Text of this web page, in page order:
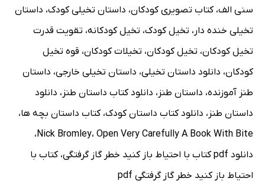
سنی الف،کتاب تصویری کودکان، داستان تخیلی کودک، داستان
تخیلی خنده دار ، تخیل کودک، تخیل کودکانه، تقویت قدرت
تخیل کودکان، تخیل کودکان، تخیلات کودکان، قوه تخیل
کودکان، دانلود داستان تخیلی، داستان تخیلی خارجی، داستان
طنز آموزنده، داستان طنز ، دانلود کتاب داستان طنز ، دانلود
داستان طنز ، دانلود کتاب داستان کودک،کتاب داستان بچه ها،
Nick Bromley، Open Very Carefully A Book With Bite
،
دانلود pdf کتاب با احتیاط باز کنید خطر گاز گرفتگی
،کتاب با
احتیاط باز کنید خطر گاز گرفتگی pdf